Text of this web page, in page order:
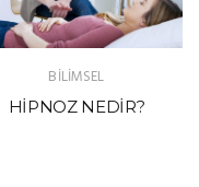
BİLİMSEL
HİPNOZ NEDİR?